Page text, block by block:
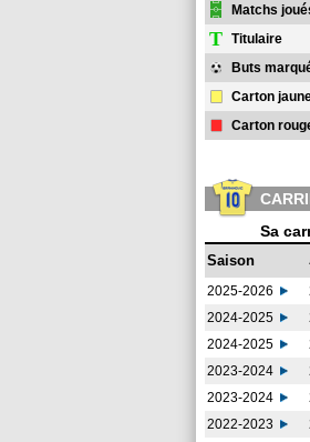
Matchs
T Titulaire
Buts
Carton
Carton
Sa
Saison
2025-2026
2024-2025
2024-2025
2023-2024
2023-2024
2022-2023